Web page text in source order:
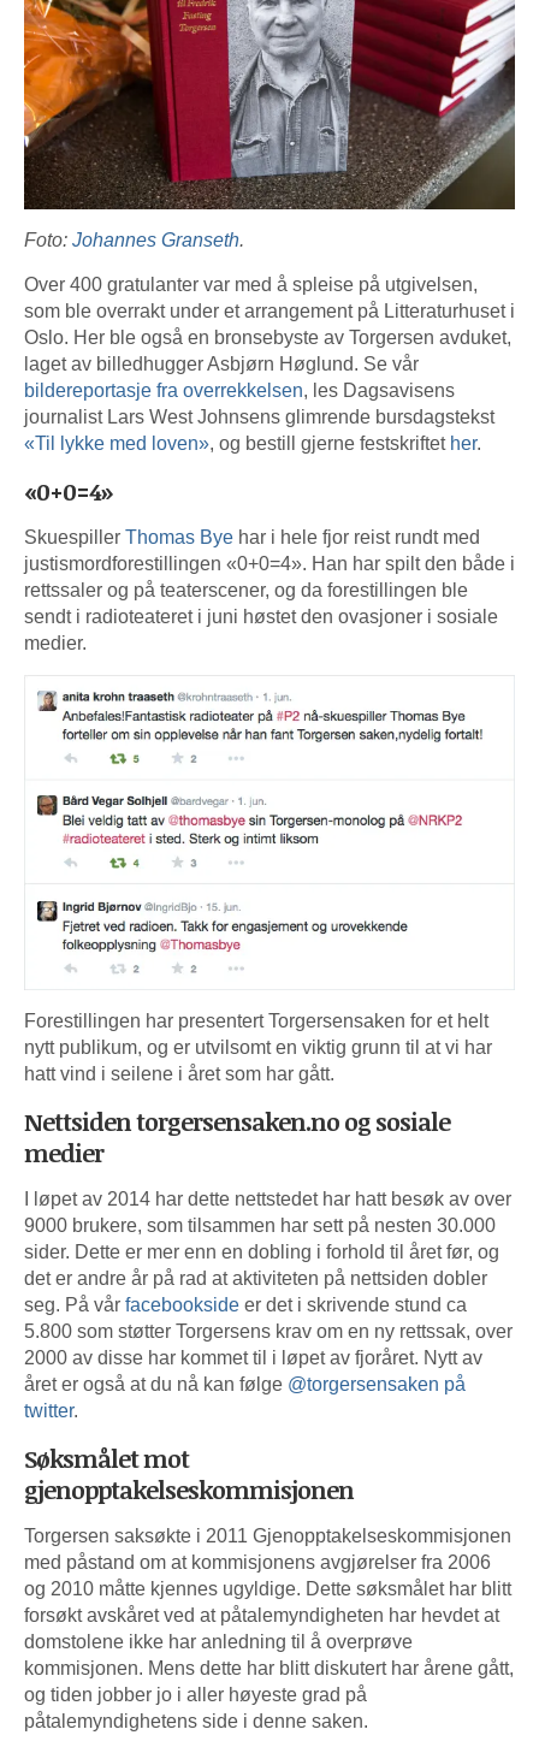
Foto: Johannes Granseth.
Over 400 gratulanter var med å spleise på utgivelsen,
som ble overrakt under et arrangement på Litteraturhuset i
Oslo. Her ble også en bronsebyste av Torgersen avduket,
laget av billedhugger Asbjørn Høglund. Se vår
bildereportasje fra overrekkelsen, les Dagsavisens
journalist Lars West Johnsens glimrende bursdagstekst
«Til lykke med loven», og bestill gjerne festskriftet her.
«0+0=4»
Skuespiller Thomas Bye har i hele fjor reist rundt med
justismordforestillingen «0+0=4». Han har spilt den både i
rettssaler og på teaterscener, og da forestillingen ble
sendt i radioteateret i juni høstet den ovasjoner i sosiale
medier.
Forestillingen har presentert Torgersensaken for et helt
nytt publikum, og er utvilsomt en viktig grunn til at vi har
hatt vind i seilene i året som har gått.
Nettsiden torgersensaken.no og sosiale
medier
I løpet av 2014 har dette nettstedet har hatt besøk av over
9000 brukere, som tilsammen har sett på nesten 30.000
sider. Dette er mer enn en dobling i forhold til året før, og
det er andre år på rad at aktiviteten på nettsiden dobler
seg. På vår facebookside er det i skrivende stund ca
5.800 som støtter Torgersens krav om en ny rettssak, over
2000 av disse har kommet til i løpet av fjoråret. Nytt av
året er også at du nå kan følge @torgersensaken på
twitter.
Søksmålet mot
gjenopptakelseskommisjonen
Torgersen saksøkte i 2011 Gjenopptakelseskommisjonen
med påstand om at kommisjonens avgjørelser fra 2006
og 2010 måtte kjennes ugyldige. Dette søksmålet har blitt
forsøkt avskåret ved at påtalemyndigheten har hevdet at
domstolene ikke har anledning til å overprøve
kommisjonen. Mens dette har blitt diskutert har årene gått,
og tiden jobber jo i aller høyeste grad på
påtalemyndighetens side i denne saken.